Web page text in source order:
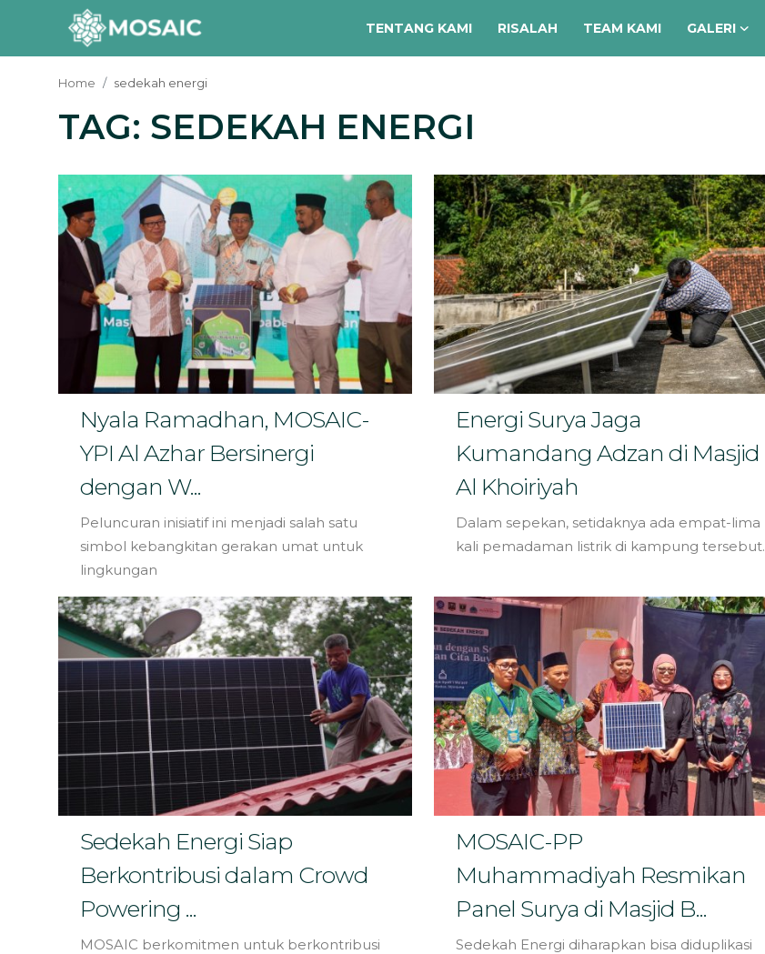
TENTANG KAMI RISALAH TEAM KAMI GALERI
Contact
Risalah
Team Kami
Sorotan Berita
Bahasa
Home sedekah energi
TAG: SEDEKAH ENERGI
Nyala Ramadhan, MOSAIC-
YPI Al Azhar Bersinergi
dengan W...
Peluncuran inisiatif ini menjadi salah satu
simbol kebangkitan gerakan umat untuk
lingkungan
Energi Surya Jaga
Kumandang Adzan di Masjid
Al Khoiriyah
Dalam sepekan, setidaknya ada empat-lima
kali pemadaman listrik di kampung tersebut.
Sedekah Energi Siap
Berkontribusi dalam Crowd
Powering ...
MOSAIC berkomitmen untuk berkontribusi
MOSAIC-PP
Muhammadiyah Resmikan
Panel Surya di Masjid B...
Sedekah Energi diharapkan bisa diduplikasi